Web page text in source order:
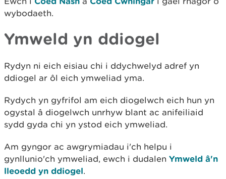
wybodaeth.
Ymweld yn ddiogel
Rydyn ni eich eisiau chi i ddychwelyd adref yn
ddiogel ar ôl eich ymweliad yma.
Rydych yn gyfrifol am eich diogelwch eich hun yn
ogystal â diogelwch unrhyw blant ac anifeiliaid
sydd gyda chi yn ystod eich ymweliad.
Am gyngor ac awgrymiadau i'ch helpu i
gynllunio'ch ymweliad, ewch i dudalen Ymweld â'n
lleoedd yn ddiogel.